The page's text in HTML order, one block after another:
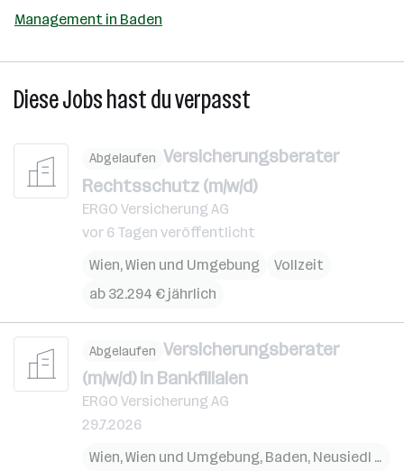
Management in Baden
Diese Jobs hast du verpasst
Abgelaufen Versicherungsberater
Rechtsschutz (m/w/d)
ERGO Versicherung AG
vor 6 Tagen veröffentlicht
Wien,Wien und Umgebung
Vollzeit
ab 32.294 € jährlich
Abgelaufen Versicherungsberater
(m/w/d) in Bankfilialen
ERGO Versicherung AG
29.7.2026
Wien,Wien und Umgebung, Baden, Neusiedl am See